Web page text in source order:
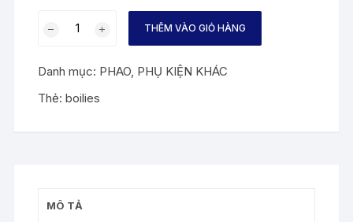
BOILES
CHÉP
số
THÊM VÀO GIỎ HÀNG
Danh mục: PHAO PHỤ KIỆN KHÁC
Thẻ:boilies
MÔ TẢ